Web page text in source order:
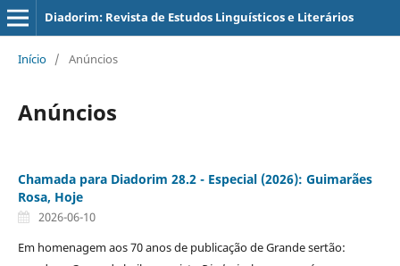
Diadorim: Revista de Estudos Linguísticos e Literários
Início / Anúncios
Anúncios
Chamada para Diadorim 28.2 - Especial (2026): Guimarães
Rosa, Hoje
2026-06-10
Em homenagem aos 70 anos de publicação de Grande sertão: